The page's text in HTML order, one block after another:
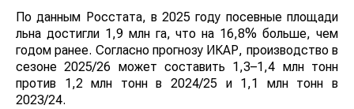
По данным Росстата, в 2025 году посевные площади
льна достигли 1,9 млн га, что на 16,8% больше, чем
годом ранее. Согласно прогнозу ИКАР, производство в
сезоне 2025/26 может составить 1,3–1,4 млн тонн
против 1,2 млн тонн в 2024/25 и 1,1 млн тонн в
2023/24.